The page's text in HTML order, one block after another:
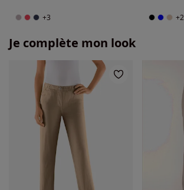
+3 +2
Je complète mon look